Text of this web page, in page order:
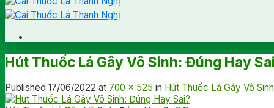
Trang chủ
Hướng dẫn
Khách hàng chia sẻ
Kiểm tra chính hãng
Đặt hàng
Hút Thuốc Lá Gây Vô Sinh: Đúng Hay
Published 17/06/2022 at 700 × 525 in Hút Thuốc Lá Gây Vô